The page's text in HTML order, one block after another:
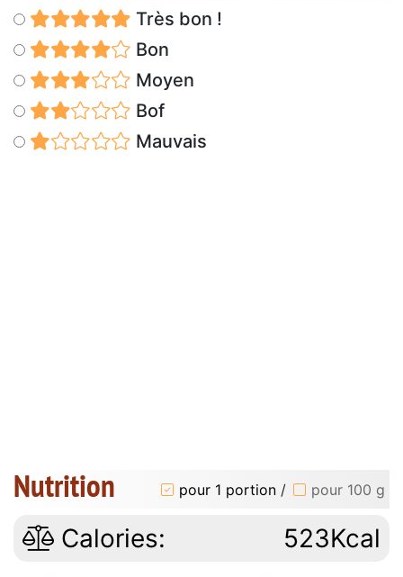
Très bon !
Bon
Moyen
Bof
Mauvais
Nutrition pour 1 portion / pour 100 g
Calories: 523Kcal